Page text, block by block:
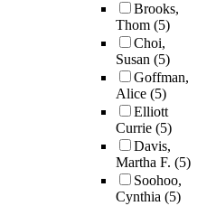
Brooks,
Thom (5)
Choi,
Susan (5)
Goffman,
Alice (5)
Elliott
Currie (5)
Davis,
Martha F. (5)
Soohoo,
Cynthia (5)